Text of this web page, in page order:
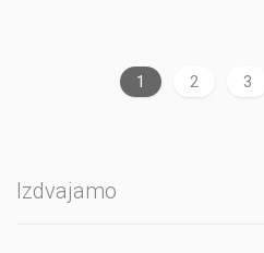
1 2 3
Izdvajamo